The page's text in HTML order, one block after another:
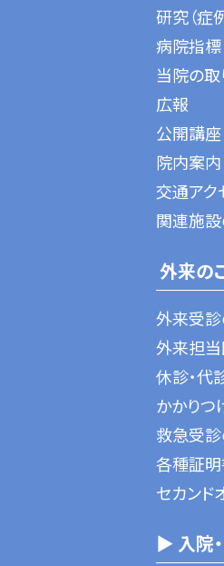
研究（症
病院指標
当院の
広報
公開講座
院内案内
交通アク
関連施
外来の
外来受
外来担
休診・代
かかりつ
救急受
各種証
セカンド
▶ 入院